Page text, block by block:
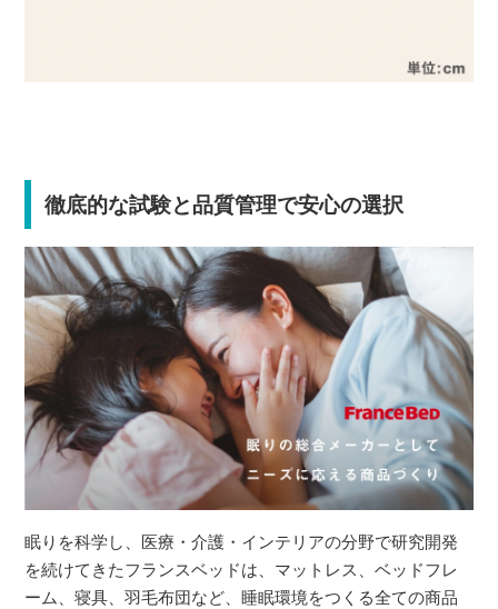
徹底的な試験と品質管理で安心の選択
眠りを科学し、医療・介護・インテリアの分野で研究開発
を続けてきたフランスベッドは、マットレス、ベッドフレ
ーム、寝具、羽毛布団など、睡眠環境をつくる全ての商品